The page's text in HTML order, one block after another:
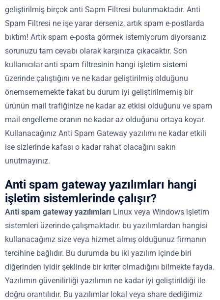
geliştirilmiş birçok anti Sapm Filtresi bulunmaktadır. Anti
Spam Filtresi ne işe yarar derseniz, artık spam e-postlarda
bıktım! Artık spam e-posta görmek istemiyorum diyorsanız
sorunuzu tam cevabı olarak karşınıza çıkacaktır. Son
kullanıcılar anti spam filtresinin hangi işletim sistemi
üzerinde çalıştığını ve ne kadar geliştirilmiş olduğunu
önemsememekte fakat bu durum iyi geliştirilmemiş bir
ürünün mail trafiğinize ne kadar az etkisi olduğunu ve spam
mail engelleme oranın ne kadar az olduğunu ortaya koyar.
Kullanacağınız Anti Spam Gateway yazılımı ne kadar etkili
ise sizlerinde kafası o kadar rahat olacağını sakın
unutmayınız.
Anti spam gateway yazılımları hangi
işletim sistemlerinde çalışır?
Anti spam gateway yazılımları Linux veya Windows işletim
sistemleri üzerinde çalışmaktadır. bu yazılımlardan hangisi
kullanacağınız size veya hizmet almış olduğunuz firmanın
tercihine bağlıdır. Bu durumda bu iki yazılım içinde biri
diğerinden iyidir şeklinde bir kriter olmadığını bilmekte fayda.
Yazılımın güvenilirliği yazılımın ne kadar iyi geliştirildiği ile
doğru orantılıdır. Bu yazılımlar lokal veya share dediğimiz